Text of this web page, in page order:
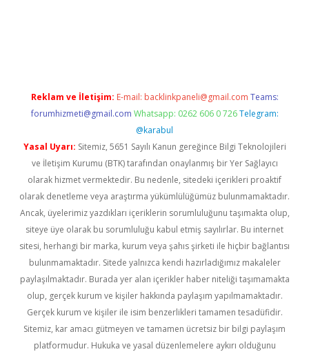
Reklam ve İletişim: E-mail: backlinkpaneli@gmail.com Teams:
forumhizmeti@gmail.com Whatsapp: 0262 606 0 726 Telegram:
@karabul
Yasal Uyarı: Sitemiz, 5651 Sayılı Kanun gereğince Bilgi Teknolojileri
ve İletişim Kurumu (BTK) tarafından onaylanmış bir Yer Sağlayıcı
olarak hizmet vermektedir. Bu nedenle, sitedeki içerikleri proaktif
olarak denetleme veya araştırma yükümlülüğümüz bulunmamaktadır.
Ancak, üyelerimiz yazdıkları içeriklerin sorumluluğunu taşımakta olup,
siteye üye olarak bu sorumluluğu kabul etmiş sayılırlar. Bu internet
sitesi, herhangi bir marka, kurum veya şahıs şirketi ile hiçbir bağlantısı
bulunmamaktadır. Sitede yalnızca kendi hazırladığımız makaleler
paylaşılmaktadır. Burada yer alan içerikler haber niteliği taşımamakta
olup, gerçek kurum ve kişiler hakkında paylaşım yapılmamaktadır.
Gerçek kurum ve kişiler ile isim benzerlikleri tamamen tesadüfidir.
Sitemiz, kar amacı gütmeyen ve tamamen ücretsiz bir bilgi paylaşım
platformudur. Hukuka ve yasal düzenlemelere aykırı olduğunu